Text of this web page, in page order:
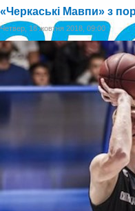
«Черкаські Мавпи» з
Четвер, 18 жовтня 2018, 09:00